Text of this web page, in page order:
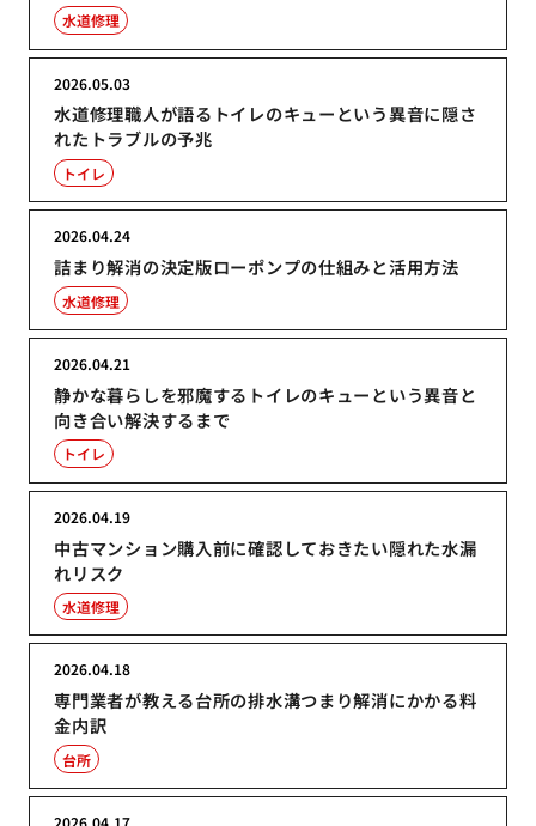
水道修理
水道修理職人が語るトイレのキューという異音に隠さ
れたトラブルの予兆
2026.05.03
トイレ
詰まり解消の決定版ローポンプの仕組みと活用方法
2026.04.24
水道修理
静かな暮らしを邪魔するトイレのキューという異音と
向き合い解決するまで
2026.04.21
トイレ
中古マンション購入前に確認しておきたい隠れた水漏
れリスク
2026.04.19
水道修理
専門業者が教える台所の排水溝つまり解消にかかる料
金内訳
2026.04.18
台所
2026.04.17